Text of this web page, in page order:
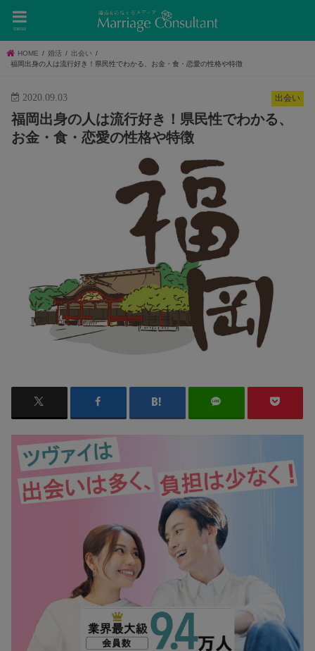
menu
HOME 婚活
出会い
福岡出身の人は流行好き！県民性でわかる、お金・食・恋愛の性格や特徴
出会い
2020.09.03
福岡出身の人は流行好き！県民性でわかる、
お金・食・恋愛の性格や特徴